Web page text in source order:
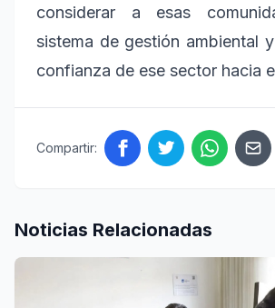
considerar a esas
sistema de gestión ambiental
confianza de ese sector hacia
Compartir:
Noticias Relacionadas